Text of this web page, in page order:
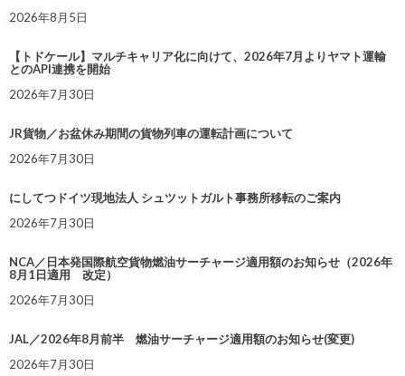
2026年8月5日
【トドケール】マルチキャリア化に向けて、2026年7月よりヤマト運輸
とのAPI連携を開始
2026年7月30日
JR貨物／お盆休み期間の貨物列車の運転計画について
2026年7月30日
にしてつドイツ現地法人 シュツットガルト事務所移転のご案内
2026年7月30日
NCA／日本発国際航空貨物燃油サーチャージ適用額のお知らせ（2026年
8月1日適用 改定）
2026年7月30日
JAL／2026年8月前半 燃油サーチャージ適用額のお知らせ(変更)
2026年7月30日